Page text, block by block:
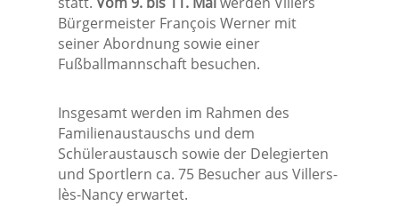
Bürgermeister François Werner mit
seiner Abordnung sowie einer
Fußballmannschaft besuchen.
Insgesamt werden im Rahmen des
Familienaustauschs und dem
Schüleraustausch sowie der Delegierten
und Sportlern ca. 75 Besucher aus Villers-
lès-Nancy erwartet.